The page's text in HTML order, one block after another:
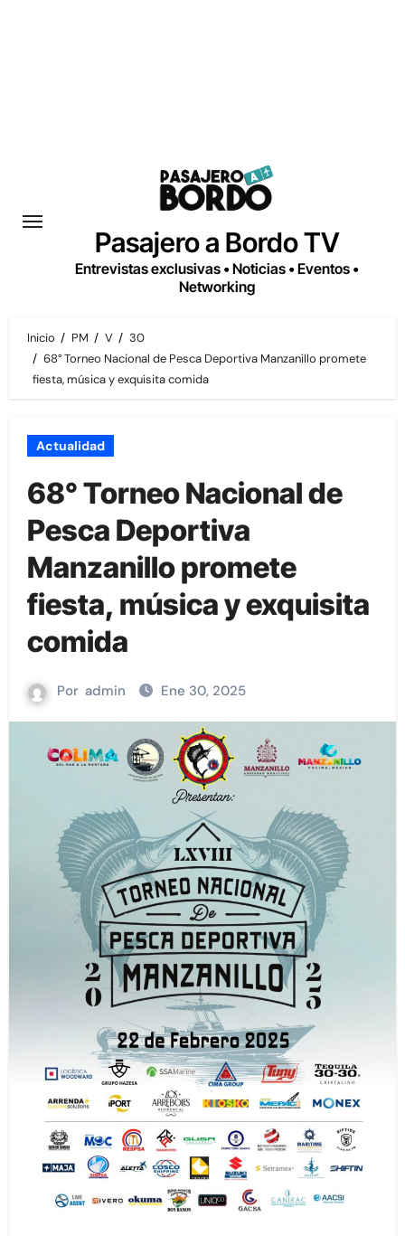
Pasajero a Bordo TV
Entrevistas exclusivas • Noticias • Eventos •
Networking
Inicio PM V
30
68° Torneo Nacional de Pesca Deportiva Manzanillo promete
fiesta, música y exquisita comida
Actualidad
68° Torneo Nacional de
Pesca Deportiva
Manzanillo promete
fiesta, música y exquisita
comida
Por admin Ene 30, 2025